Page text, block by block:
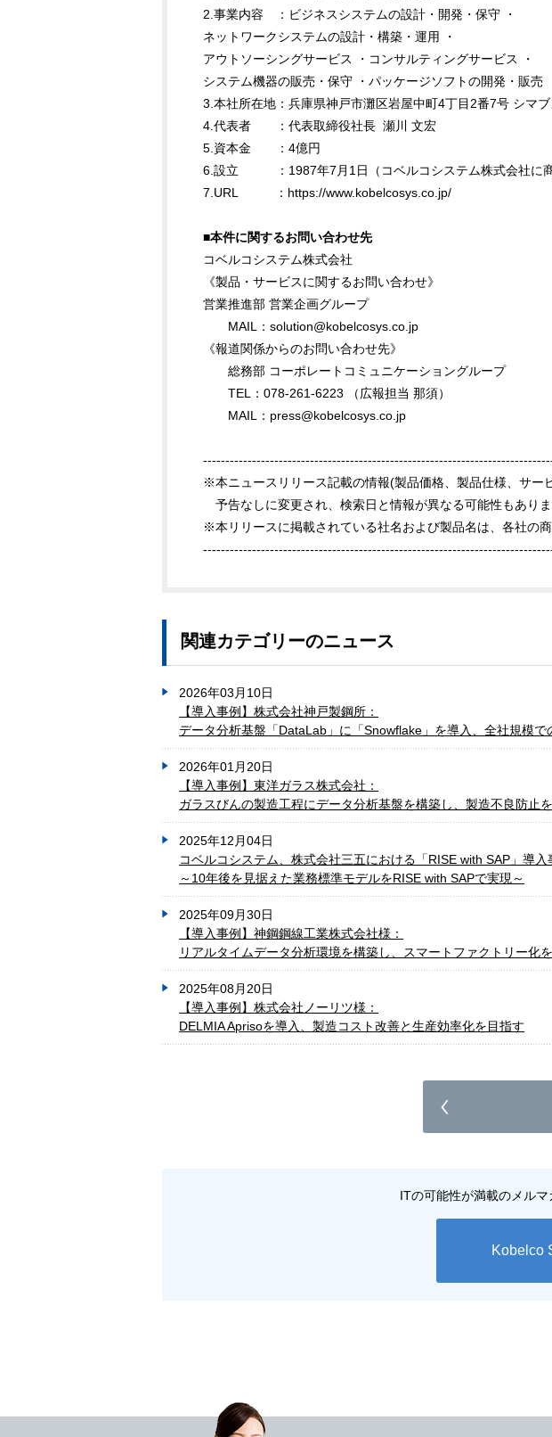
2.事業内容 ：ビジネスシステムの設計・開発・保守 ・
ネットワークシステムの設計・構築・運用 ・
アウトソーシングサービス ・コンサルティングサービス ・
システム機器の販売・保守 ・パッケージソフトの開発・販売
3.本社所在地：兵庫県神戸市灘区岩屋中町4丁目2番7号 シマ
4.代表者 ：代表取締役社長 瀬川 文宏
5.資本金 ：4億円
6.設立 ：1987年7月1日（コベルコシステム株式会社に商
7.URL ：https://www.kobelcosys.co.jp/
■本件に関するお問い合わせ先
コベルコシステム株式会社
《製品・サービスに関するお問い合わせ》
営業推進部 営業企画グループ
MAIL：solution@kobelcosys.co.jp
《報道関係からのお問い合わせ先》
総務部 コーポレートコミュニケーショングループ
TEL：078-261-6223 （広報担当 那須）
MAIL：press@kobelcosys.co.jp
※本ニュースリリース記載の情報(製品価格、製品仕様、サー
予告なしに変更され、検索日と情報が異なる可能性もあり
※本リリースに掲載されている社名および製品名は、各社の商
関連カテゴリーのニュース
2026年03月10日
【導入事例】株式会社神戸製鋼所：
データ分析基盤「DataLab」に「Snowflake」を導入、全社規模で
2026年01月20日
【導入事例】東洋ガラス株式会社：
ガラスびんの製造工程にデータ分析基盤を構築し、製造不良防止
2025年12月04日
コベルコシステム、株式会社三五における「RISE with SAP」導入
～10年後を見据えた業務標準モデルをRISE with SAPで実現～
2025年09月30日
【導入事例】神鋼鋼線工業株式会社様：
リアルタイムデータ分析環境を構築し、スマートファクトリー化
2025年08月20日
【導入事例】株式会社ノーリツ様：
DELMIA Aprisoを導入、製造コスト改善と生産効率化を目指す
ITの可能性が満載のメル
Kobelco